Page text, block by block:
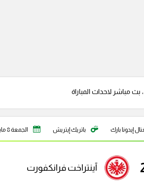
بث مباشر لاحداث المباراة
إيدونا بارك باتريك إيتريش الجمعة 8 مايو 2026
آينتراخت فرانكفورت